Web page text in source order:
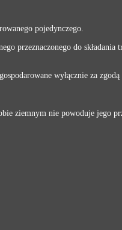
pojedynczego.
przeznaczonego do składania
wyłącznie za
ziemnym nie powoduje jego